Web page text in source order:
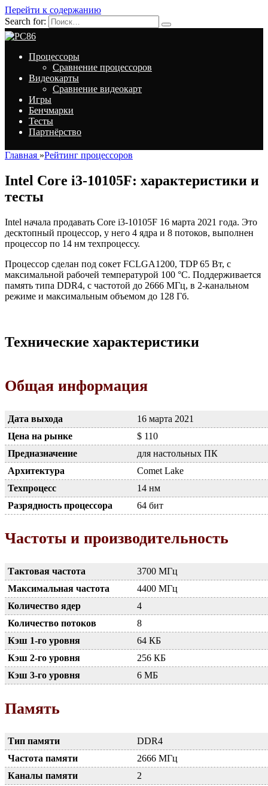
Перейти к содержанию
Search for:
Процессоры
Сравнение процессоров
Видеокарты
Сравнение видеокарт
Игры
Бенчмарки
Тесты
Партнёрство
Главная »Рейтинг процессоров
Intel Core i3-10105F: характеристики и
тесты
Intel начала продавать Core i3-10105F 16 марта 2021 года. Это
десктопный процессор, у него 4 ядра и 8 потоков, выполнен
процессор по 14 нм техпроцессу.
Процессор сделан под сокет FCLGA1200, TDP 65 Вт, с
максимальной рабочей температурой 100 °C. Поддерживается
память типа DDR4, с частотой до 2666 МГц, в 2-канальном
режиме и максимальным объемом до 128 Гб.
Технические характеристики
Общая информация
Дата выхода
16 марта 2021
Цена на рынке
$ 110
Предназначение
для настольных ПК
Архитектура
Comet Lake
Техпроцесс
14 нм
Разрядность процессора
64 бит
Частоты и производительность
Тактовая частота
3700 МГц
Максимальная частота
4400 МГц
Количество ядер
4
Количество потоков
8
Кэш 1-го уровня
64 КБ
Кэш 2-го уровня
256 КБ
Кэш 3-го уровня
6 МБ
Память
Тип памяти
DDR4
Частота памяти
2666 МГц
Каналы памяти
2